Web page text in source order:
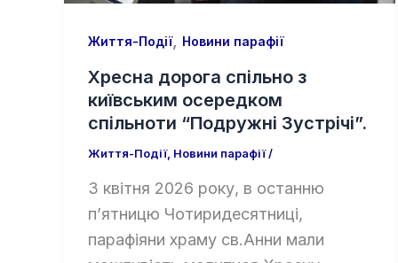
Життя-Події, Новини парафії
Хресна дорога спільно з
київським осередком
спільноти “Подружні Зустрічі”.
Життя-Події, Новини парафії/
3 квітня 2026 року, в останню
п’ятницю Чотиридесятниці,
парафіяни храму св.Анни мали